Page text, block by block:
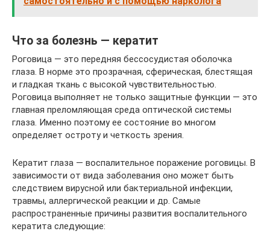
Что за болезнь — кератит
Роговица — это передняя бессосудистая оболочка
глаза. В норме это прозрачная, сферическая, блестящая
и гладкая ткань с высокой чувствительностью.
Роговица выполняет не только защитные функции — это
главная преломляющая среда оптической системы
глаза. Именно поэтому ее состояние во многом
определяет остроту и четкость зрения.
Кератит глаза — воспалительное поражение роговицы. В
зависимости от вида заболевания оно может быть
следствием вирусной или бактериальной инфекции,
травмы, аллергической реакции и др. Самые
распространенные причины развития воспалительного
кератита следующие: